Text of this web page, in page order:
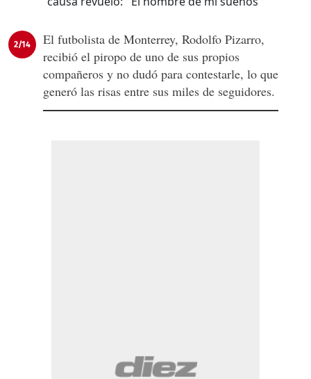
2/14
El futbolista de Monterrey, Rodolfo Pizarro,
recibió el piropo de uno de sus propios
compañeros y no dudó para contestarle, lo que
generó las risas entre sus miles de seguidores.